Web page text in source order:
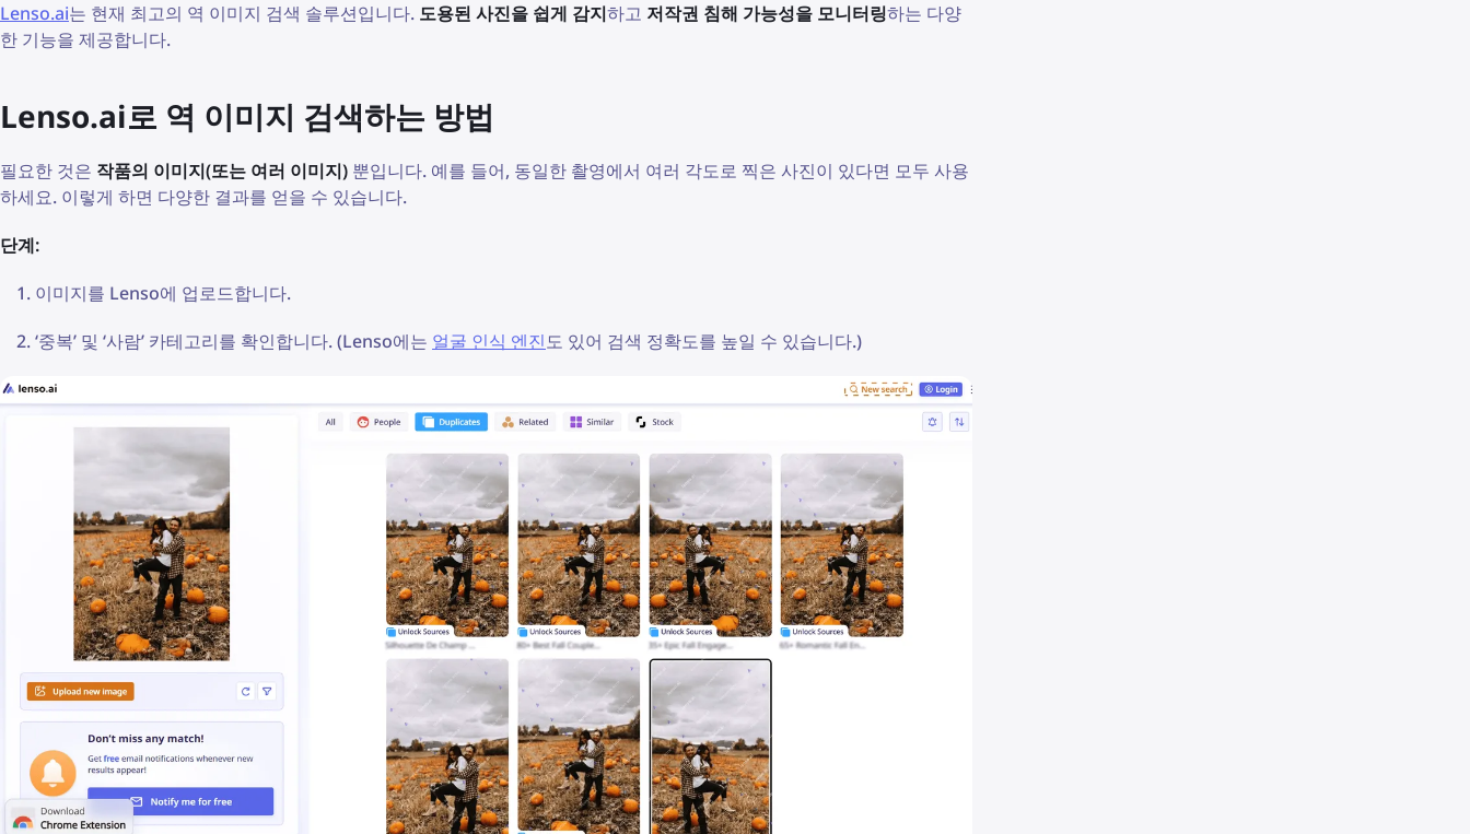
Lenso.ai는 현재 최고의 역 이미지 검색 솔루션입니다. 도용된 사진을 쉽게 감지하고 저작권 침해 가능성을 모니터링하는 다양
한 기능을 제공합니다.
Lenso.ai로 역 이미지 검색하는 방법
필요한 것은 작품의 이미지(또는 여러 이미지) 뿐입니다. 예를 들어, 동일한 촬영에서 여러 각도로 찍은 사진이 있다면 모두 사용
하세요. 이렇게 하면 다양한 결과를 얻을 수 있습니다.
단계:
이미지를 Lenso에 업로드합니다.
‘중복’ 및 ‘사람’ 카테고리를 확인합니다. (Lenso에는 얼굴 인식 엔진도 있어 검색 정확도를 높일 수 있습니다.)